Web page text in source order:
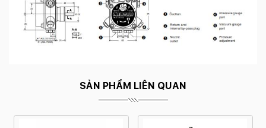
SẢN PHẨM LIÊN QUAN